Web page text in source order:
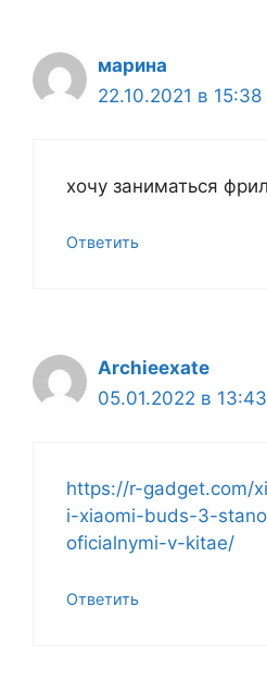
марина
22.10.2021 в 15:38
хочу заниматься
Ответить
Archieexate
05.01.2022 в 13:43
https://r-gadget.com/
i-xiaomi-buds-3-
oficialnymi-v-kitae/
Ответить